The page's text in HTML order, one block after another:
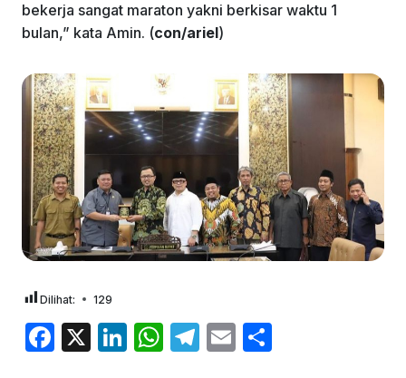
bekerja sangat maraton yakni berkisar waktu 1
bulan,” kata Amin. (con/ariel)
Dilihat: 129
F
X
Li W T
E